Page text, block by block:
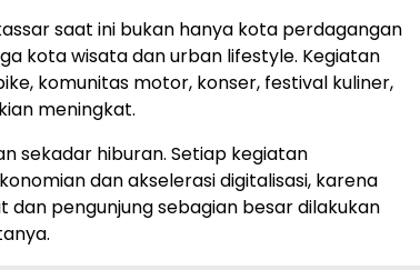
saat ini bukan hanya kota perdagangan
kota wisata dan urban lifestyle. Kegiatan
komunitas motor, konser, festival kuliner,
meningkat.
sekadar hiburan. Setiap kegiatan
dan akselerasi digitalisasi, karena
dan pengunjung sebagian besar dilakukan